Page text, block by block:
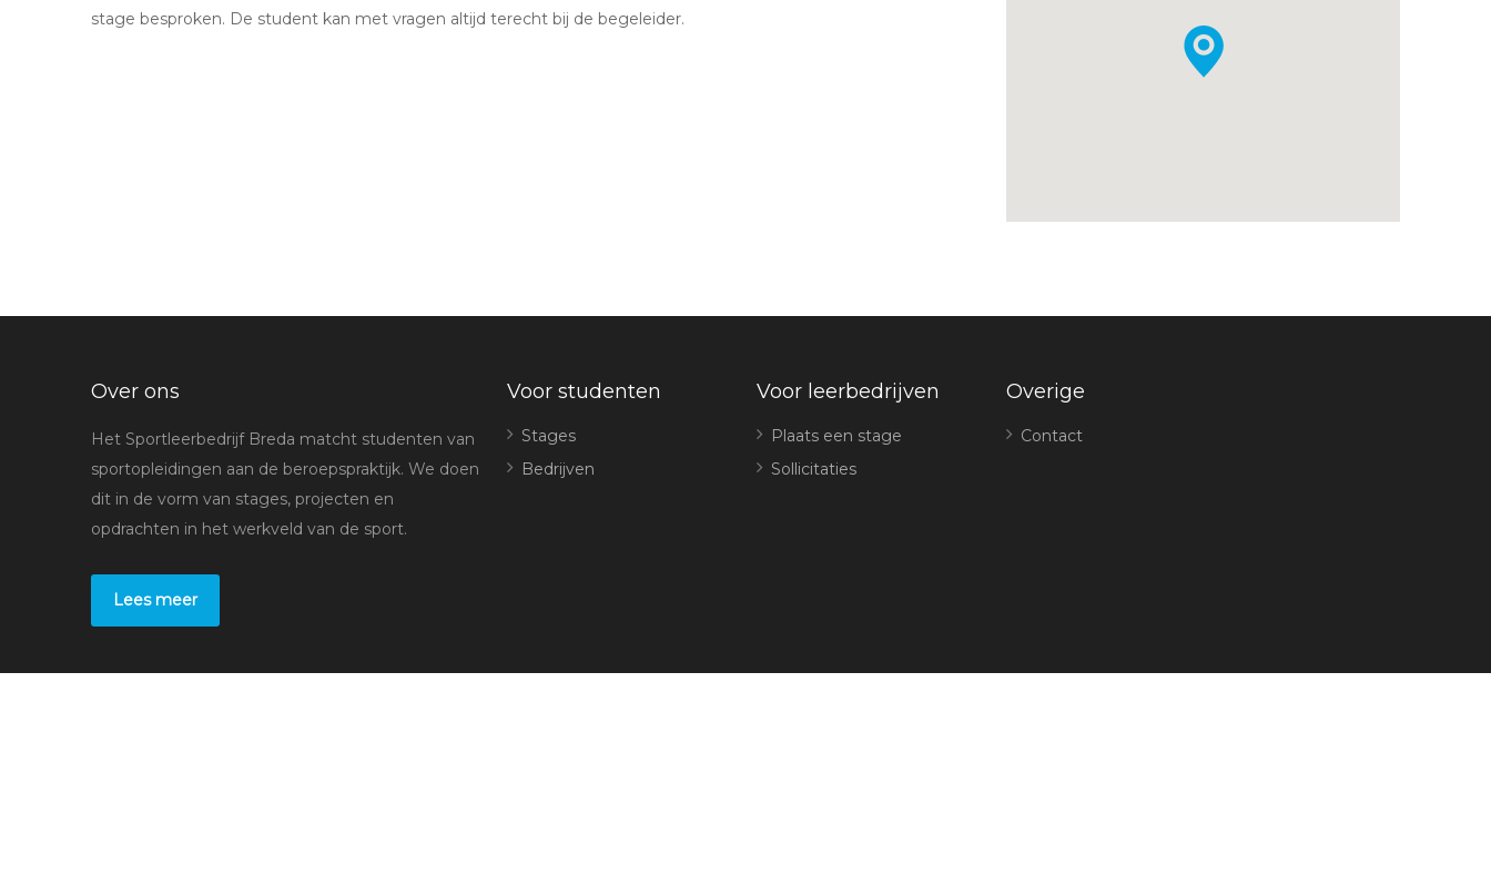
stage besproken. De student kan met vragen altijd terecht bij de begeleider.
Over ons
Het Sportleerbedrijf Breda matcht studenten van
sportopleidingen aan de beroepspraktijk. We doen
dit in de vorm van stages, projecten en
opdrachten in het werkveld van de sport.
Lees meer
Voor studenten
Stages
Bedrijven
Voor leerbedrijven
Plaats een stage
Sollicitaties
Overige
Contact